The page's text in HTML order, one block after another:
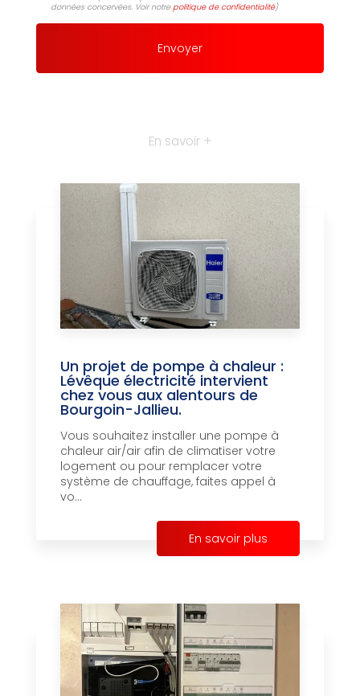
données concervées. Voir notre politique de confidentialité)
En savoir +
Un projet de pompe à chaleur :
Lévêque électricité intervient
chez vous aux alentours de
Bourgoin-Jallieu.
Vous souhaitez installer une pompe à
chaleur air/air afin de climatiser votre
logement ou pour remplacer votre
système de chauffage, faites appel à
vo...
En savoir plus